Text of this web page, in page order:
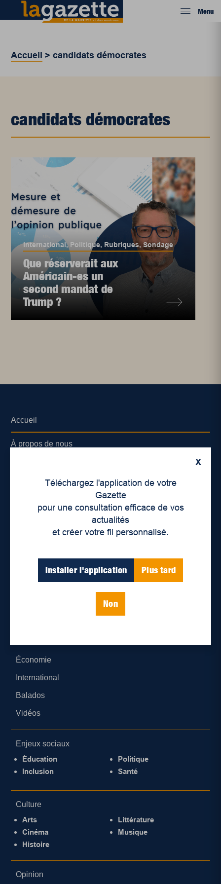
Menu
Accueil >candidats démocrates
candidats démocrates
International, Politique, Rubriques,Sondage
Que réserverait aux
Américain-es un
second mandat de
Trump ?
X
Téléchargez l'application de votre
Gazette
pour une consultation efficace de vos
actualités
et créer votre fil personnalisé.
Installer l'application Plus tard
Non
Accueil
À propos de nous
Lieux de distribution
Économie
International
Balados
Vidéos
Enjeux sociaux
Éducation
Inclusion
Politique
Santé
Culture
Arts
Cinéma
Histoire
Littérature
Musique
Opinion